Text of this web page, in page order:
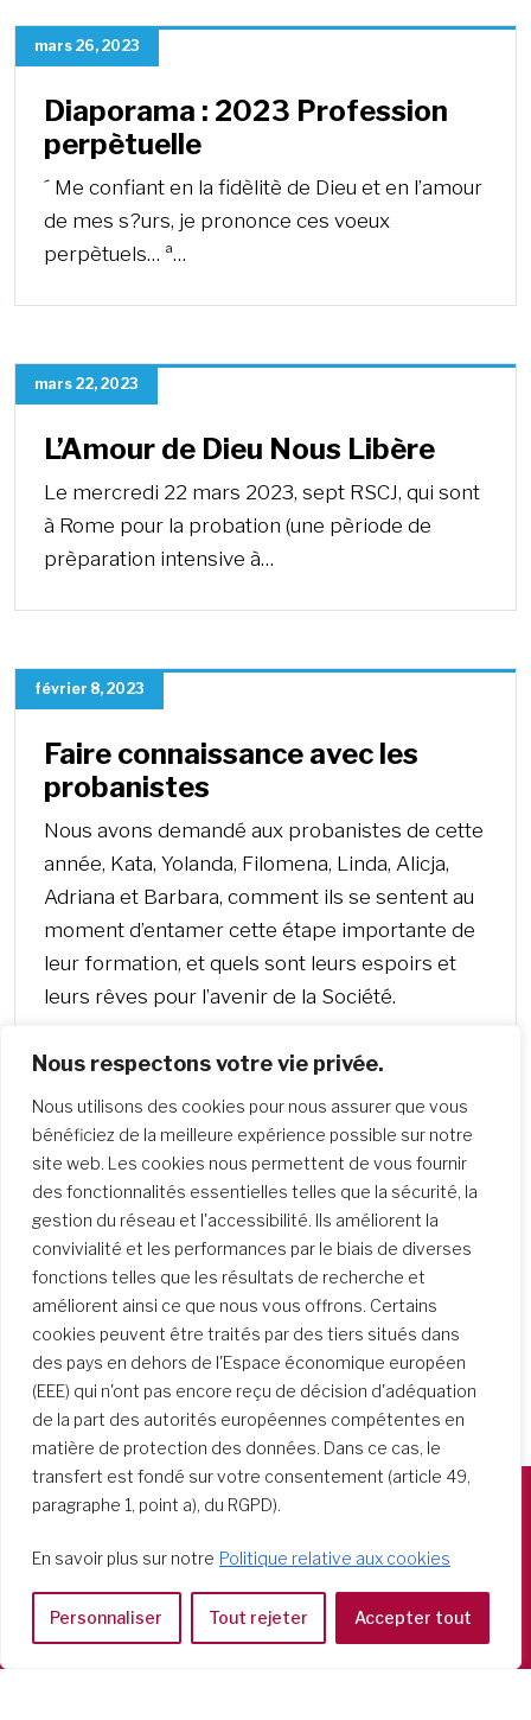
Nous respectons votre vie privée.
Nous utilisons des cookies pour nous assurer que vous
bénéficiez de la meilleure expérience possible sur notre
site web. Les cookies nous permettent de vous fournir
des fonctionnalités essentielles telles que la sécurité, la
gestion du réseau et l'accessibilité. Ils améliorent la
convivialité et les performances par le biais de diverses
fonctions telles que les résultats de recherche et
améliorent ainsi ce que nous vous offrons. Certains
cookies peuvent être traités par des tiers situés dans
des pays en dehors de l'Espace économique européen
(EEE) qui n'ont pas encore reçu de décision d'adéquation
de la part des autorités européennes compétentes en
matière de protection des données. Dans ce cas, le
transfert est fondé sur votre consentement (article 49,
paragraphe 1, point a), du RGPD).
En savoir plus sur notre Politique relative aux cookies
Personnaliser Tout rejeter Accepter tout
mars 26, 2023
Diaporama : 2023 Profession
perpètuelle
´ Me confiant en la fidèlitè de Dieu et en l’amour
de mes s?urs, je prononce ces voeux
perpètuels… ª…
mars 22, 2023
L’Amour de Dieu Nous Libère
Le mercredi 22 mars 2023, sept RSCJ, qui sont
à Rome pour la probation (une pèriode de
prèparation intensive à…
février 8, 2023
Faire connaissance avec les
probanistes
Nous avons demandé aux probanistes de cette
année, Kata, Yolanda, Filomena, Linda, Alicja,
Adriana et Barbara, comment ils se sentent au
moment d’entamer cette étape importante de
leur formation, et quels sont leurs espoirs et
leurs rêves pour l’avenir de la Société.
Plus
Casa Generalizia
Via Tarquinio Vipera, 16 - 00152 Roma
Tel: 06 58 23 03 32 or 06 58 20 31 17